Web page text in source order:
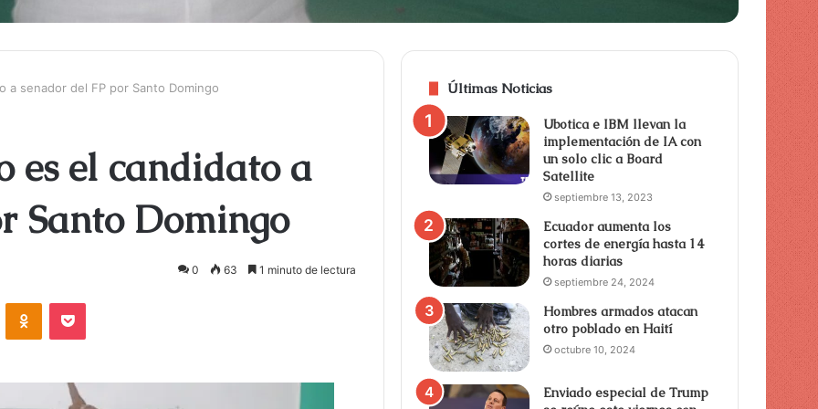
a senador del FP por Santo Domingo
es el candidato a
Santo Domingo
0 63 1 minuto de lectura
Últimas Noticias
Ubotica e IBM llevan la
implementación de IA con
un solo clic a Board
Satellite
septiembre 13, 2023
Ecuador aumenta los
cortes de energía hasta 14
horas diarias
septiembre 24, 2024
Hombres armados atacan
otro poblado en Haití
octubre 10, 2024
Enviado especial de Trump